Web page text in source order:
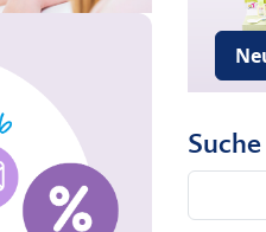
Suche